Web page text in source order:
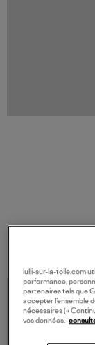
lulli-sur-la-toile.com
performance,
partenaires tels que
accepter l’ensemble
nécessaires («
vos données,